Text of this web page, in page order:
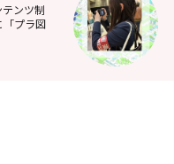
ンツ制
「プラ図